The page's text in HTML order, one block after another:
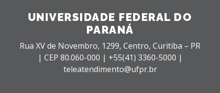
UNIVERSIDADE FEDERAL DO
PARANÁ
Rua XV de Novembro, 1299, Centro, Curitiba – PR
| CEP 80.060-000 | +55(41) 3360-5000 |
teleatendimento@ufpr.br